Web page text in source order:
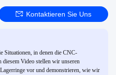
Kontaktieren Sie Uns
Situationen, in denen die CNC-
Video stellen wir unseren
vor und demonstrieren, wie wir